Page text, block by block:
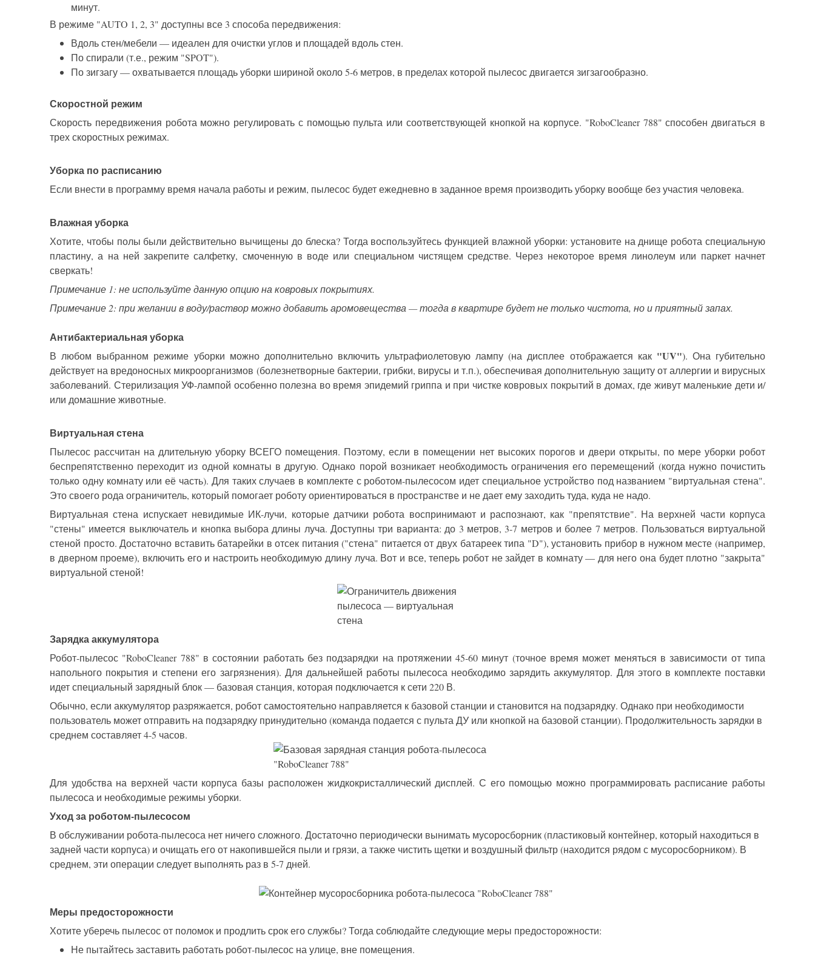
минут.
В режиме "AUTO 1, 2, 3" доступны все 3 способа передвижения:
Вдоль стен/мебели — идеален для очистки углов и площадей вдоль стен.
По спирали (т.е., режим "SPOT").
По зигзагу — охватывается площадь уборки шириной около 5-6 метров, в пределах которой пылесос двигается зигзагообразно.
Скоростной режим
Скорость передвижения робота можно регулировать с помощью пульта или соответствующей кнопкой на корпусе. "RoboCleaner 788" способен двигаться в
трех скоростных режимах.
Уборка по расписанию
Если внести в программу время начала работы и режим, пылесос будет ежедневно в заданное время производить уборку вообще без участия человека.
Влажная уборка
Хотите, чтобы полы были действительно вычищены до блеска? Тогда воспользуйтесь функцией влажной уборки: установите на днище робота специальную
пластину, а на ней закрепите салфетку, смоченную в воде или специальном чистящем средстве. Через некоторое время линолеум или паркет начнет
сверкать!
Примечание 1: не используйте данную опцию на ковровых покрытиях.
Примечание 2: при желании в воду/раствор можно добавить аромовещества — тогда в квартире будет не только чистота, но и приятный запах.
Антибактериальная уборка
В любом выбранном режиме уборки можно дополнительно включить ультрафиолетовую лампу (на дисплее отображается как "UV"). Она губительно
действует на вредоносных микроорганизмов (болезнетворные бактерии, грибки, вирусы и т.п.), обеспечивая дополнительную защиту от аллергии и вирусных
заболеваний. Стерилизация УФ-лампой особенно полезна во время эпидемий гриппа и при чистке ковровых покрытий в домах, где живут маленькие дети и/
или домашние животные.
Виртуальная стена
Пылесос рассчитан на длительную уборку ВСЕГО помещения. Поэтому, если в помещении нет высоких порогов и двери открыты, по мере уборки робот
беспрепятственно переходит из одной комнаты в другую. Однако порой возникает необходимость ограничения его перемещений (когда нужно почистить
только одну комнату или её часть). Для таких случаев в комплекте с роботом-пылесосом идет специальное устройство под названием "виртуальная стена".
Это своего рода ограничитель, который помогает роботу ориентироваться в пространстве и не дает ему заходить туда, куда не надо.
Виртуальная стена испускает невидимые ИК-лучи, которые датчики робота воспринимают и распознают, как "препятствие". На верхней части корпуса
"стены" имеется выключатель и кнопка выбора длины луча. Доступны три варианта: до 3 метров, 3-7 метров и более 7 метров. Пользоваться виртуальной
стеной просто. Достаточно вставить батарейки в отсек питания ("стена" питается от двух батареек типа "D"), установить прибор в нужном месте (например,
в дверном проеме), включить его и настроить необходимую длину луча. Вот и все, теперь робот не зайдет в комнату — для него она будет плотно "закрыта"
виртуальной стеной!
Зарядка аккумулятора
Робот-пылесос "RoboCleaner 788" в состоянии работать без подзарядки на протяжении 45-60 минут (точное время может меняться в зависимости от типа
напольного покрытия и степени его загрязнения). Для дальнейшей работы пылесоса необходимо зарядить аккумулятор. Для этого в комплекте поставки
идет специальный зарядный блок — базовая станция, которая подключается к сети 220 В.
Обычно, если аккумулятор разряжается, робот самостоятельно направляется к базовой станции и становится на подзарядку. Однако при необходимости
пользователь может отправить на подзарядку принудительно (команда подается с пульта ДУ или кнопкой на базовой станции). Продолжительность зарядки в
среднем составляет 4-5 часов.
Для удобства на верхней части корпуса базы расположен жидкокристаллический дисплей. С его помощью можно программировать расписание работы
пылесоса и необходимые режимы уборки.
Уход за роботом-пылесосом
В обслуживании робота-пылесоса нет ничего сложного. Достаточно периодически вынимать мусоросборник (пластиковый контейнер, который находиться в
задней части корпуса) и очищать его от накопившейся пыли и грязи, а также чистить щетки и воздушный фильтр (находится рядом с мусоросборником). В
среднем, эти операции следует выполнять раз в 5-7 дней.
Меры предосторожности
Хотите уберечь пылесос от поломок и продлить срок его службы? Тогда соблюдайте следующие меры предосторожности:
Не пытайтесь заставить работать робот-пылесос на улице, вне помещения.